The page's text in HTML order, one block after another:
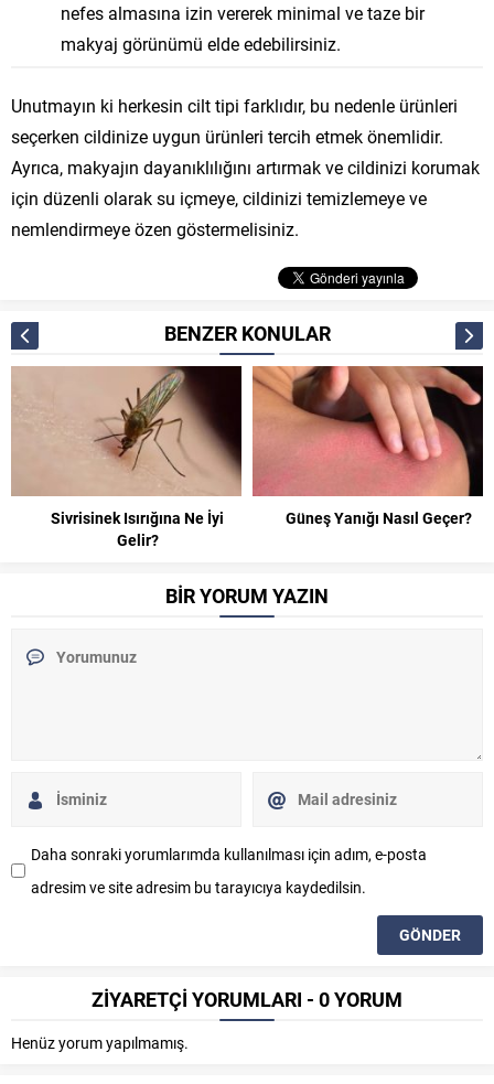
nefes almasına izin vererek minimal ve taze bir
makyaj görünümü elde edebilirsiniz.
Unutmayın ki herkesin cilt tipi farklıdır, bu nedenle ürünleri
seçerken cildinize uygun ürünleri tercih etmek önemlidir.
Ayrıca, makyajın dayanıklılığını artırmak ve cildinizi korumak
için düzenli olarak su içmeye, cildinizi temizlemeye ve
nemlendirmeye özen göstermelisiniz.
BENZER KONULAR
Sivrisinek Isırığına Ne İyi
Gelir?
Güneş Yanığı Nasıl Geçer?
BİR YORUM YAZIN
Daha sonraki yorumlarımda kullanılması için adım, e-posta
adresim ve site adresim bu tarayıcıya kaydedilsin.
ZİYARETÇİ YORUMLARI - 0 YORUM
Henüz yorum yapılmamış.